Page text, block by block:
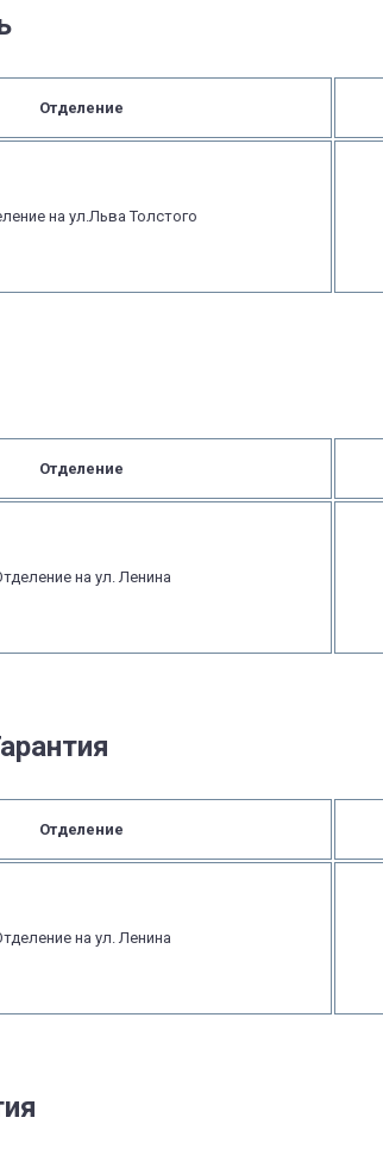
Отделение
на ул.Льва Толстого
Отделение
на ул. Ленина
Отделение
на ул. Ленина